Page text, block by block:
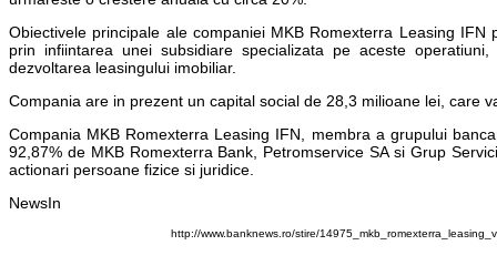
Obiectivele principale ale companiei MKB Romexterra Leasing
prin infiintarea unei subsidiare specializata pe aceste
dezvoltarea leasingului imobiliar.
Compania are in prezent un capital social de 28,3 milioane lei, care
Compania MKB Romexterra Leasing IFN, membra a grupului
92,87% de MKB Romexterra Bank, Petromservice SA si Grup
actionari persoane fizice si juridice.
NewsIn
http://www.banknews.ro/stire/